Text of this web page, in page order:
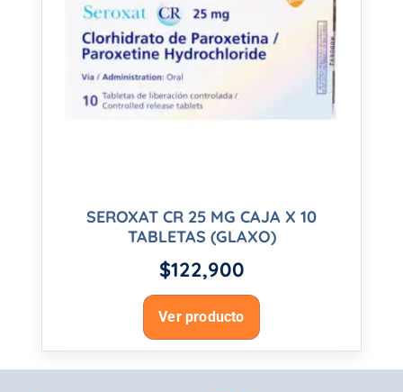
SEROXAT CR 25 MG CAJA X 10
TABLETAS (GLAXO)
$122,900
Ver producto